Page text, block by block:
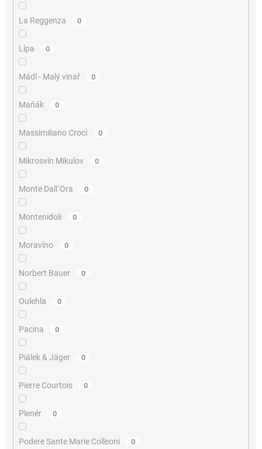
La Reggenza 0
Lípa 0
Mádl - Malý vinař 0
Maňák 0
Massimiliano Croci 0
Mikrosvín Mikulov 0
Monte Dall´Ora 0
Montenidoli 0
Moravíno 0
Norbert Bauer 0
Oulehla 0
Pacina 0
Piálek & Jäger 0
Pierre Courtois 0
Plenér 0
Podere Sante Marie Colleoni 0